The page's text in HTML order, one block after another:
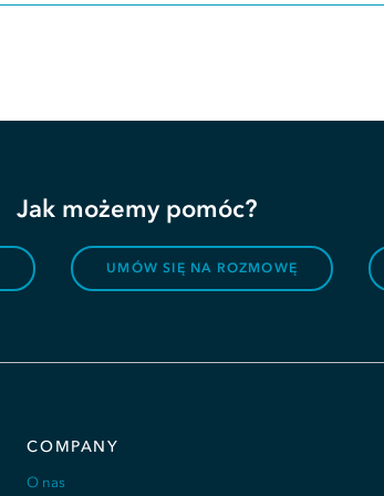
Jak możemy pomóc?
UMÓW SIĘ NA ROZMOWĘ
COMPANY
O nas